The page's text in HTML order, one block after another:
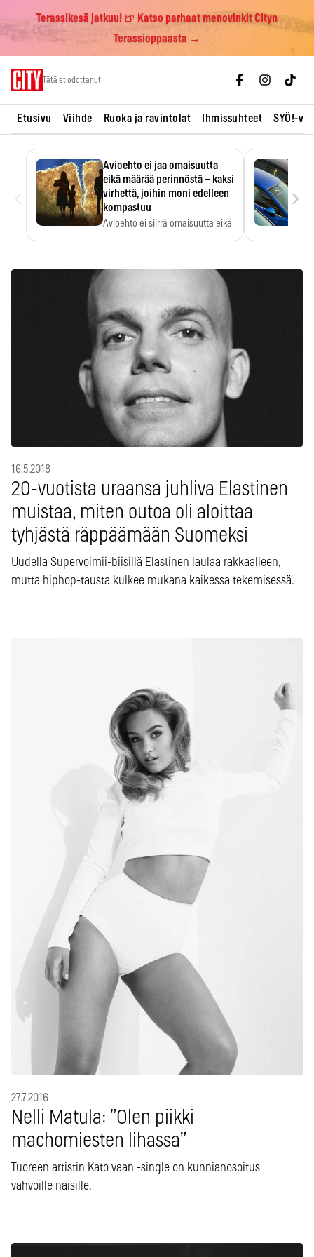
Terassikesä jatkuu! 🍺 Katso parhaat menovinkit Cityn
Terassioppaasta →
Tätä et odottanut
Etusivu Viihde Ruoka ja ravintolat Ihmissuhteet SYÖ!-
Avioehto ei jaa omaisuutta
eikä määrää perinnöstä – kaksi
virhettä, joihin moni edelleen
kompastuu
Avioehto ei siirrä omaisuutta eikä
›
16.5.2018
20-vuotista uraansa juhliva Elastinen
muistaa, miten outoa oli aloittaa
tyhjästä räppäämään Suomeksi
Uudella Supervoimii-biisillä Elastinen laulaa rakkaalleen,
mutta hiphop-tausta kulkee mukana kaikessa tekemisessä.
27.7.2016
Nelli Matula: ”Olen piikki
machomiesten lihassa”
Tuoreen artistin Kato vaan -single on kunnianosoitus
vahvoille naisille.